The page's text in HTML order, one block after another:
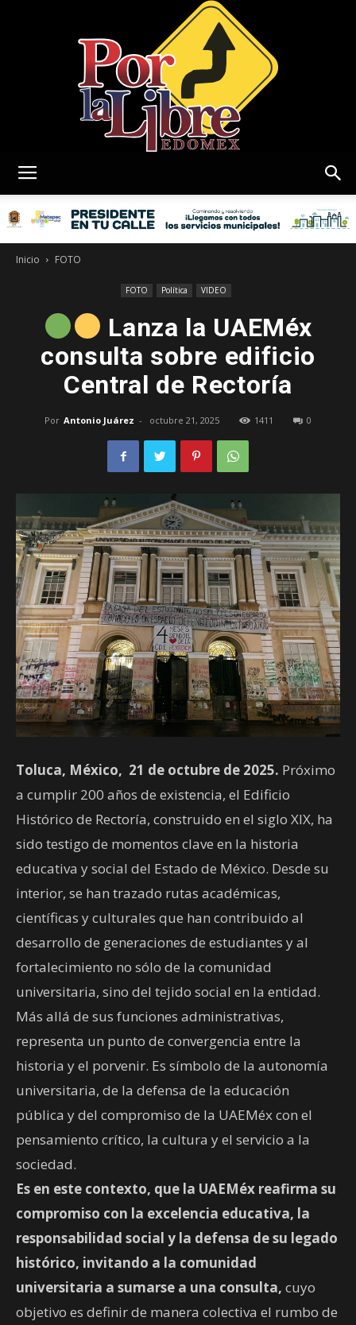
Libre
Edomex
Inicio FOTO
FOTO Política VIDEO
Lanza la UAEMéx
consulta sobre edificio
Central de Rectoría
Por Antonio Juárez - octubre 21, 2025 1411 0
Toluca, México, 21 de octubre de 2025. Próximo
a cumplir 200 años de existencia, el Edificio
Histórico de Rectoría, construido en el siglo XIX, ha
sido testigo de momentos clave en la historia
educativa y social del Estado de México. Desde su
interior, se han trazado rutas académicas,
científicas y culturales que han contribuido al
desarrollo de generaciones de estudiantes y al
fortalecimiento no sólo de la comunidad
universitaria, sino del tejido social en la entidad.
Más allá de sus funciones administrativas,
representa un punto de convergencia entre la
historia y el porvenir. Es símbolo de la autonomía
universitaria, de la defensa de la educación
pública y del compromiso de la UAEMéx con el
pensamiento crítico, la cultura y el servicio a la
sociedad.
Es en este contexto, que la UAEMéx reafirma su
compromiso con la excelencia educativa, la
responsabilidad social y la defensa de su legado
histórico, invitando a la comunidad
universitaria a sumarse a una consulta, cuyo
objetivo es definir de manera colectiva el rumbo de